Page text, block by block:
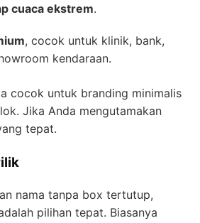
cuaca ekstrem.
, cocok untuk klinik, bank,
kendaraan.
cocok untuk branding minimalis
Jika Anda mengutamakan
tepat.
nama tanpa box tertutup,
pilihan tepat. Biasanya